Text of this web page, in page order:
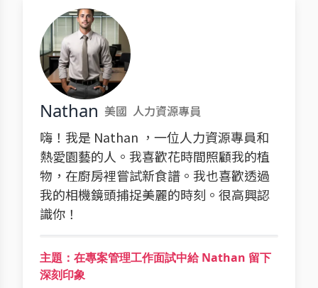
Nathan 美國 人力資源專員
嗨！我是 Nathan ，一位人力資源專員和
熱愛園藝的人。我喜歡花時間照顧我的植
物，在廚房裡嘗試新食譜。我也喜歡透過
我的相機鏡頭捕捉美麗的時刻。很高興認
識你！
主題：在專案管理工作面試中給 Nathan 留下
深刻印象